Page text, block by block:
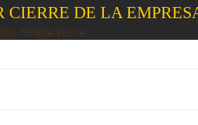
CIERRE DE LA
TIENDA FISICA